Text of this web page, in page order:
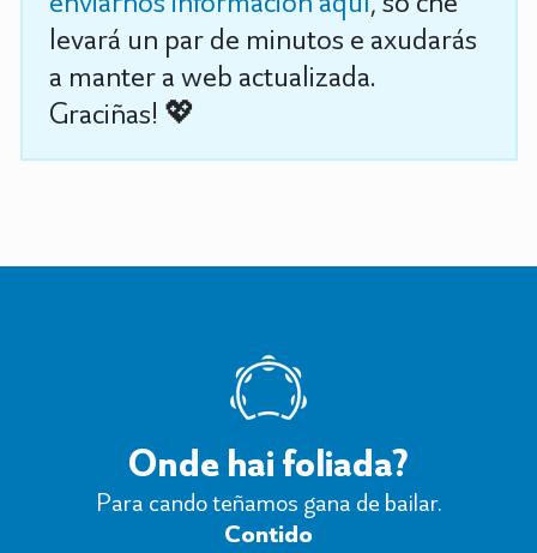
levará un par de minutos e axudarás
a manter a web actualizada.
Graciñas! 💖
Onde hai foliada?
Para cando teñamos gana de bailar.
Contido